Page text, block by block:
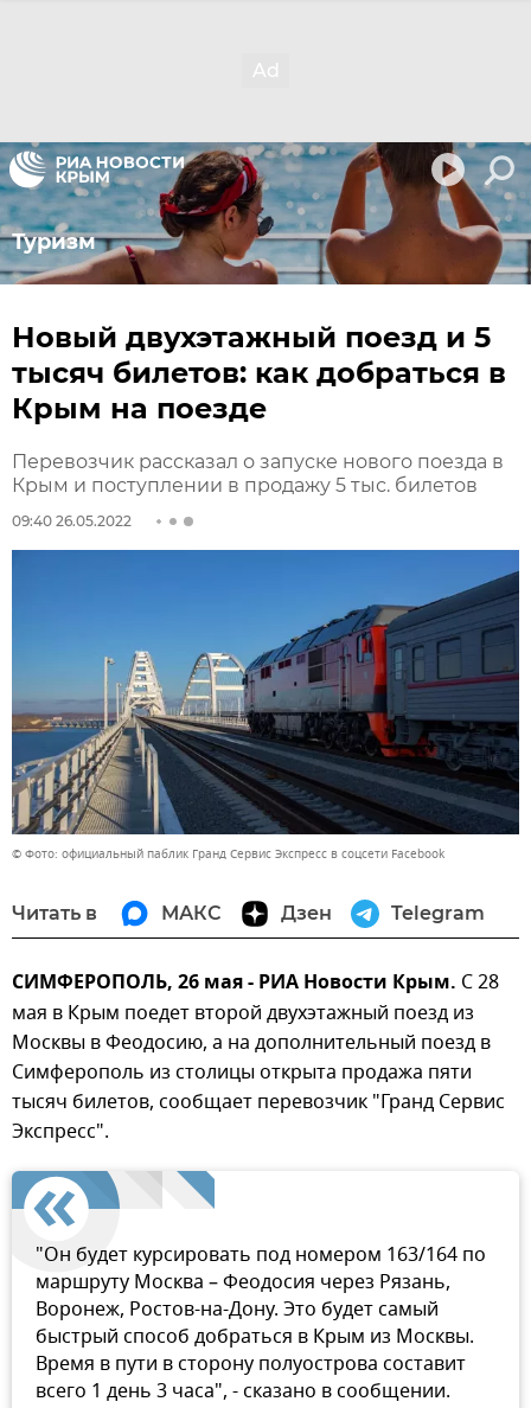
Туризм
Новый двухэтажный поезд и 5
тысяч билетов: как добраться в
Крым на поезде
Перевозчик рассказал о запуске нового поезда в
Крым и поступлении в продажу 5 тыс. билетов
09:40 26.05.2022
© Фото: официальный паблик Гранд Сервис Экспресс в соцсети Facebook
Читать в МАКС Дзен Telegram
СИМФЕРОПОЛЬ, 26 мая - РИА Новости Крым. С 28
мая в Крым поедет второй двухэтажный поезд из
Москвы в Феодосию, а на дополнительный поезд в
Симферополь из столицы открыта продажа пяти
тысяч билетов, сообщает перевозчик "Гранд Сервис
Экспресс".
"Он будет курсировать под номером 163/164 по
маршруту Москва – Феодосия через Рязань,
Воронеж, Ростов-на-Дону. Это будет самый
быстрый способ добраться в Крым из Москвы.
Время в пути в сторону полуострова составит
всего 1 день 3 часа", - сказано в сообщении.